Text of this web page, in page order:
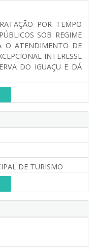
POR TEMPO
SOB REGIME
O ATENDIMENTO DE
INTERESSE
DO IGUAÇU E DÁ
DE TURISMO